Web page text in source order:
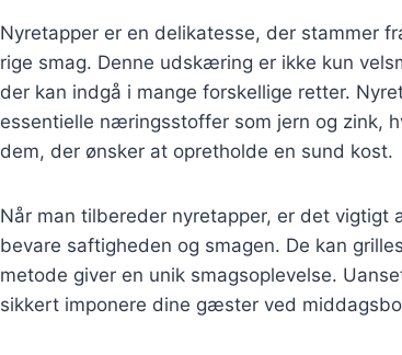
Nyretapper er en delikatesse, der stammer
rige smag. Denne udskæring er ikke kun
der kan indgå i mange forskellige retter.
essentielle næringsstoffer som jern og zink,
dem, der ønsker at opretholde en sund kost.
Når man tilbereder nyretapper, er det
bevare saftigheden og smagen. De kan
metode giver en unik smagsoplevelse.
sikkert imponere dine gæster ved